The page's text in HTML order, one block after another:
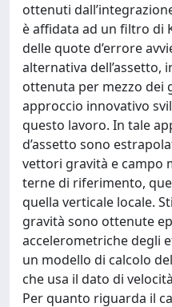
ottenuti
è affidata ad un filtro di
delle quote d’errore
alternativa dell’assetto,
ottenuta per mezzo dei
approccio innovativo
questo lavoro. In tale
d’assetto sono
vettori gravità e campo
terne di riferimento,
quella verticale locale.
gravità sono ottenute
accelerometriche degli
un modello di calcolo
che usa il dato di
Per quanto riguarda il